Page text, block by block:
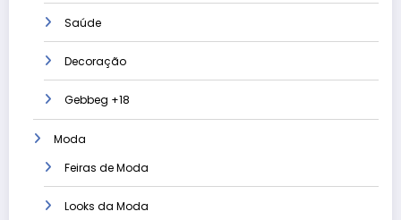
Saúde
Decoração
Gebbeg +18
Moda
Feiras de Moda
Looks da Moda